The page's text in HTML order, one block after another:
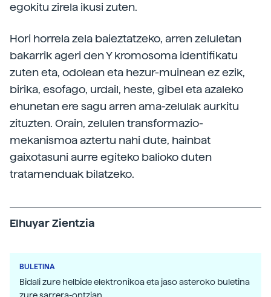
egokitu zirela ikusi zuten.
Hori horrela zela baieztatzeko, arren zeluletan
bakarrik ageri den Y kromosoma identifikatu
zuten eta, odolean eta hezur-muinean ez ezik,
birika, esofago, urdail, heste, gibel eta azaleko
ehunetan ere sagu arren ama-zelulak aurkitu
zituzten. Orain, zelulen transformazio-
mekanismoa aztertu nahi dute, hainbat
gaixotasuni aurre egiteko balioko duten
tratamenduak bilatzeko.
Elhuyar Zientzia
BULETINA
Bidali zure helbide elektronikoa eta jaso asteroko buletina